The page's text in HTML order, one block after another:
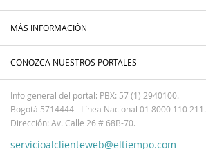
MÁS INFORMACIÓN
CONOZCA NUESTROS PORTALES
Info general del portal: PBX: 57 (1) 2940100.
Bogotá 5714444 - Línea Nacional 01 8000 110 211.
Dirección: Av. Calle 26 # 68B-70.
servicioalclienteweb@eltiempo.com